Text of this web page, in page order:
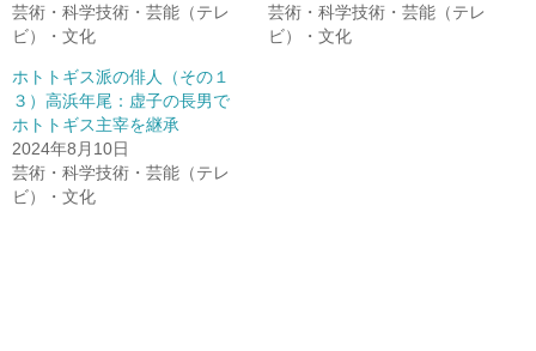
芸術・科学技術・芸能（テレ
ビ）・文化
芸術・科学技術・芸能（テレ
ビ）・文化
ホトトギス派の俳人（その１
３）高浜年尾：虚子の長男で
ホトトギス主宰を継承
2024年8月10日
芸術・科学技術・芸能（テレ
ビ）・文化